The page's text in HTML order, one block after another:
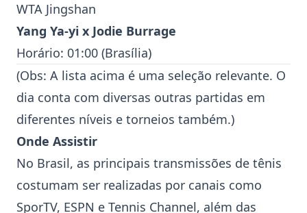
WTA Jingshan
Yang Ya-yi x Jodie Burrage
Horário: 01:00 (Brasília)
(Obs: A lista acima é uma seleção relevante. O
dia conta com diversas outras partidas em
diferentes níveis e torneios também.)
Onde Assistir
No Brasil, as principais transmissões de tênis
costumam ser realizadas por canais como
SporTV, ESPN e Tennis Channel, além das